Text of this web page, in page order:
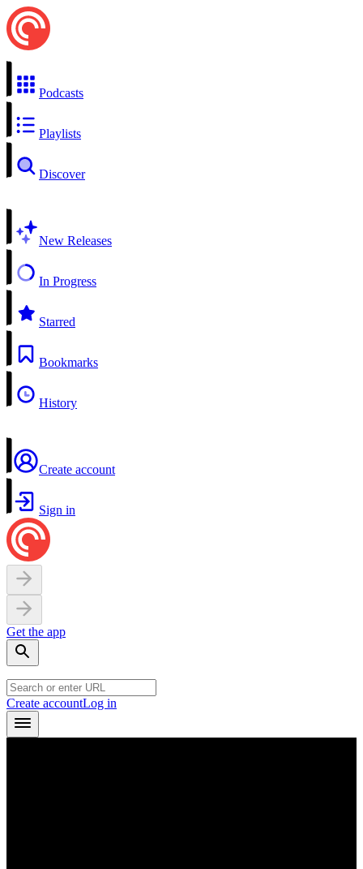
Podcasts
Playlists
Discover
New Releases
In Progress
Starred
Bookmarks
History
Create account
Sign in
Get the app
Create accountLog in